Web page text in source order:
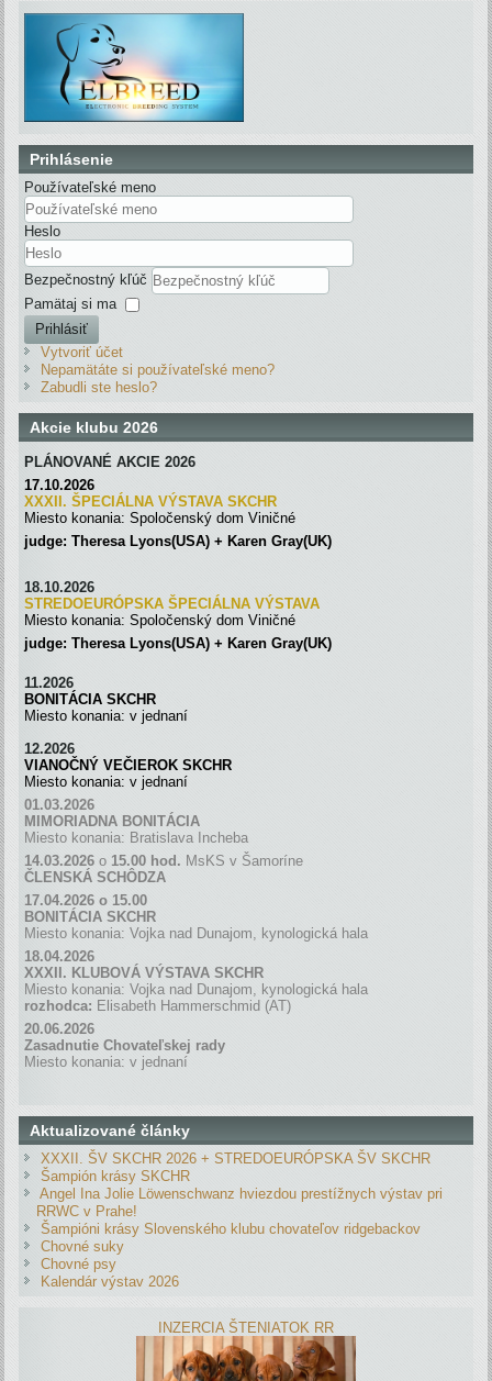
Prihlásenie
Používateľské meno
Heslo
Bezpečnostný kľúč
Pamätaj si ma
Prihlásiť
Vytvoriť účet
Nepamätáte si používateľské meno?
Zabudli ste heslo?
Akcie klubu 2026
PLÁNOVANÉ AKCIE 2026
17.10.2026
XXXII. ŠPECIÁLNA VÝSTAVA SKCHR
Miesto konania: Spoločenský dom Viničné
judge: Theresa Lyons(USA) + Karen Gray(UK)
18.10.2026
STREDOEURÓPSKA ŠPECIÁLNA VÝSTAVA
Miesto konania: Spoločenský dom Viničné
judge: Theresa Lyons(USA) + Karen Gray(UK)
11.2026
BONITÁCIA SKCHR
Miesto konania: v jednaní
12.2026
VIANOČNÝ VEČIEROK SKCHR
Miesto konania: v jednaní
01.03.2026
MIMORIADNA BONITÁCIA
Miesto konania: Bratislava Incheba
14.03.2026 o 15.00 hod. MsKS v Šamoríne
ČLENSKÁ SCHÔDZA
17.04.2026 o 15.00
BONITÁCIA SKCHR
Miesto konania: Vojka nad Dunajom, kynologická hala
18.04.2026
XXXII. KLUBOVÁ VÝSTAVA SKCHR
Miesto konania: Vojka nad Dunajom, kynologická hala
rozhodca: Elisabeth Hammerschmid (AT)
20.06.2026
Zasadnutie Chovateľskej rady
Miesto konania: v jednaní
Aktualizované články
XXXII. ŠV SKCHR 2026 + STREDOEURÓPSKA ŠV SKCHR
Šampión krásy SKCHR
Angel Ina Jolie Löwenschwanz hviezdou prestížnych výstav pri
RRWC v Prahe!
Šampióni krásy Slovenského klubu chovateľov ridgebackov
Chovné suky
Chovné psy
Kalendár výstav 2026
INZERCIA ŠTENIATOK RR